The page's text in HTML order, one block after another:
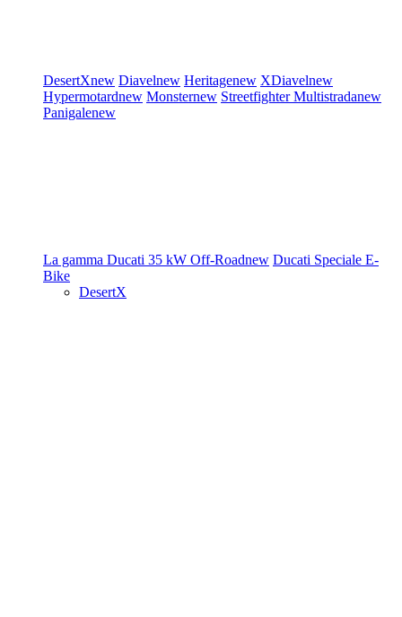
DesertXnew Diavelnew Heritagenew XDiavelnew
Hypermotardnew Monsternew StreetfighterMultistradanew
Panigalenew
La gamma Ducati 35 kW Off-Roadnew Ducati Speciale E-
Bike
DesertX